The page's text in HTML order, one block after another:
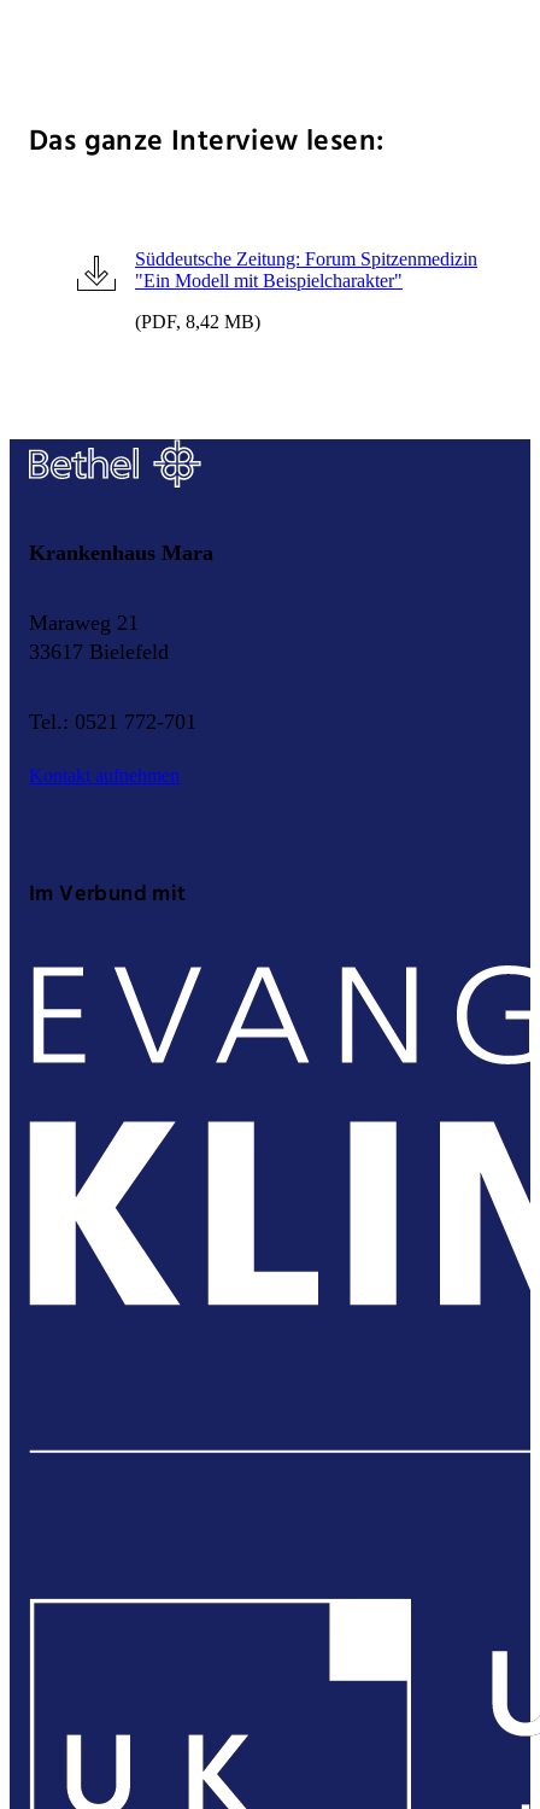
Das ganze Interview lesen:
Süddeutsche Zeitung: Forum Spitzenmedizin
"Ein Modell mit Beispielcharakter"
(PDF, 8,42 MB)
Krankenhaus Mara
Maraweg 21
33617 Bielefeld
Tel.: 0521 772-701
Kontakt aufnehmen
Im Verbund mit